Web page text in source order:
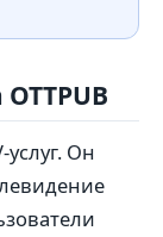
услуг. Он